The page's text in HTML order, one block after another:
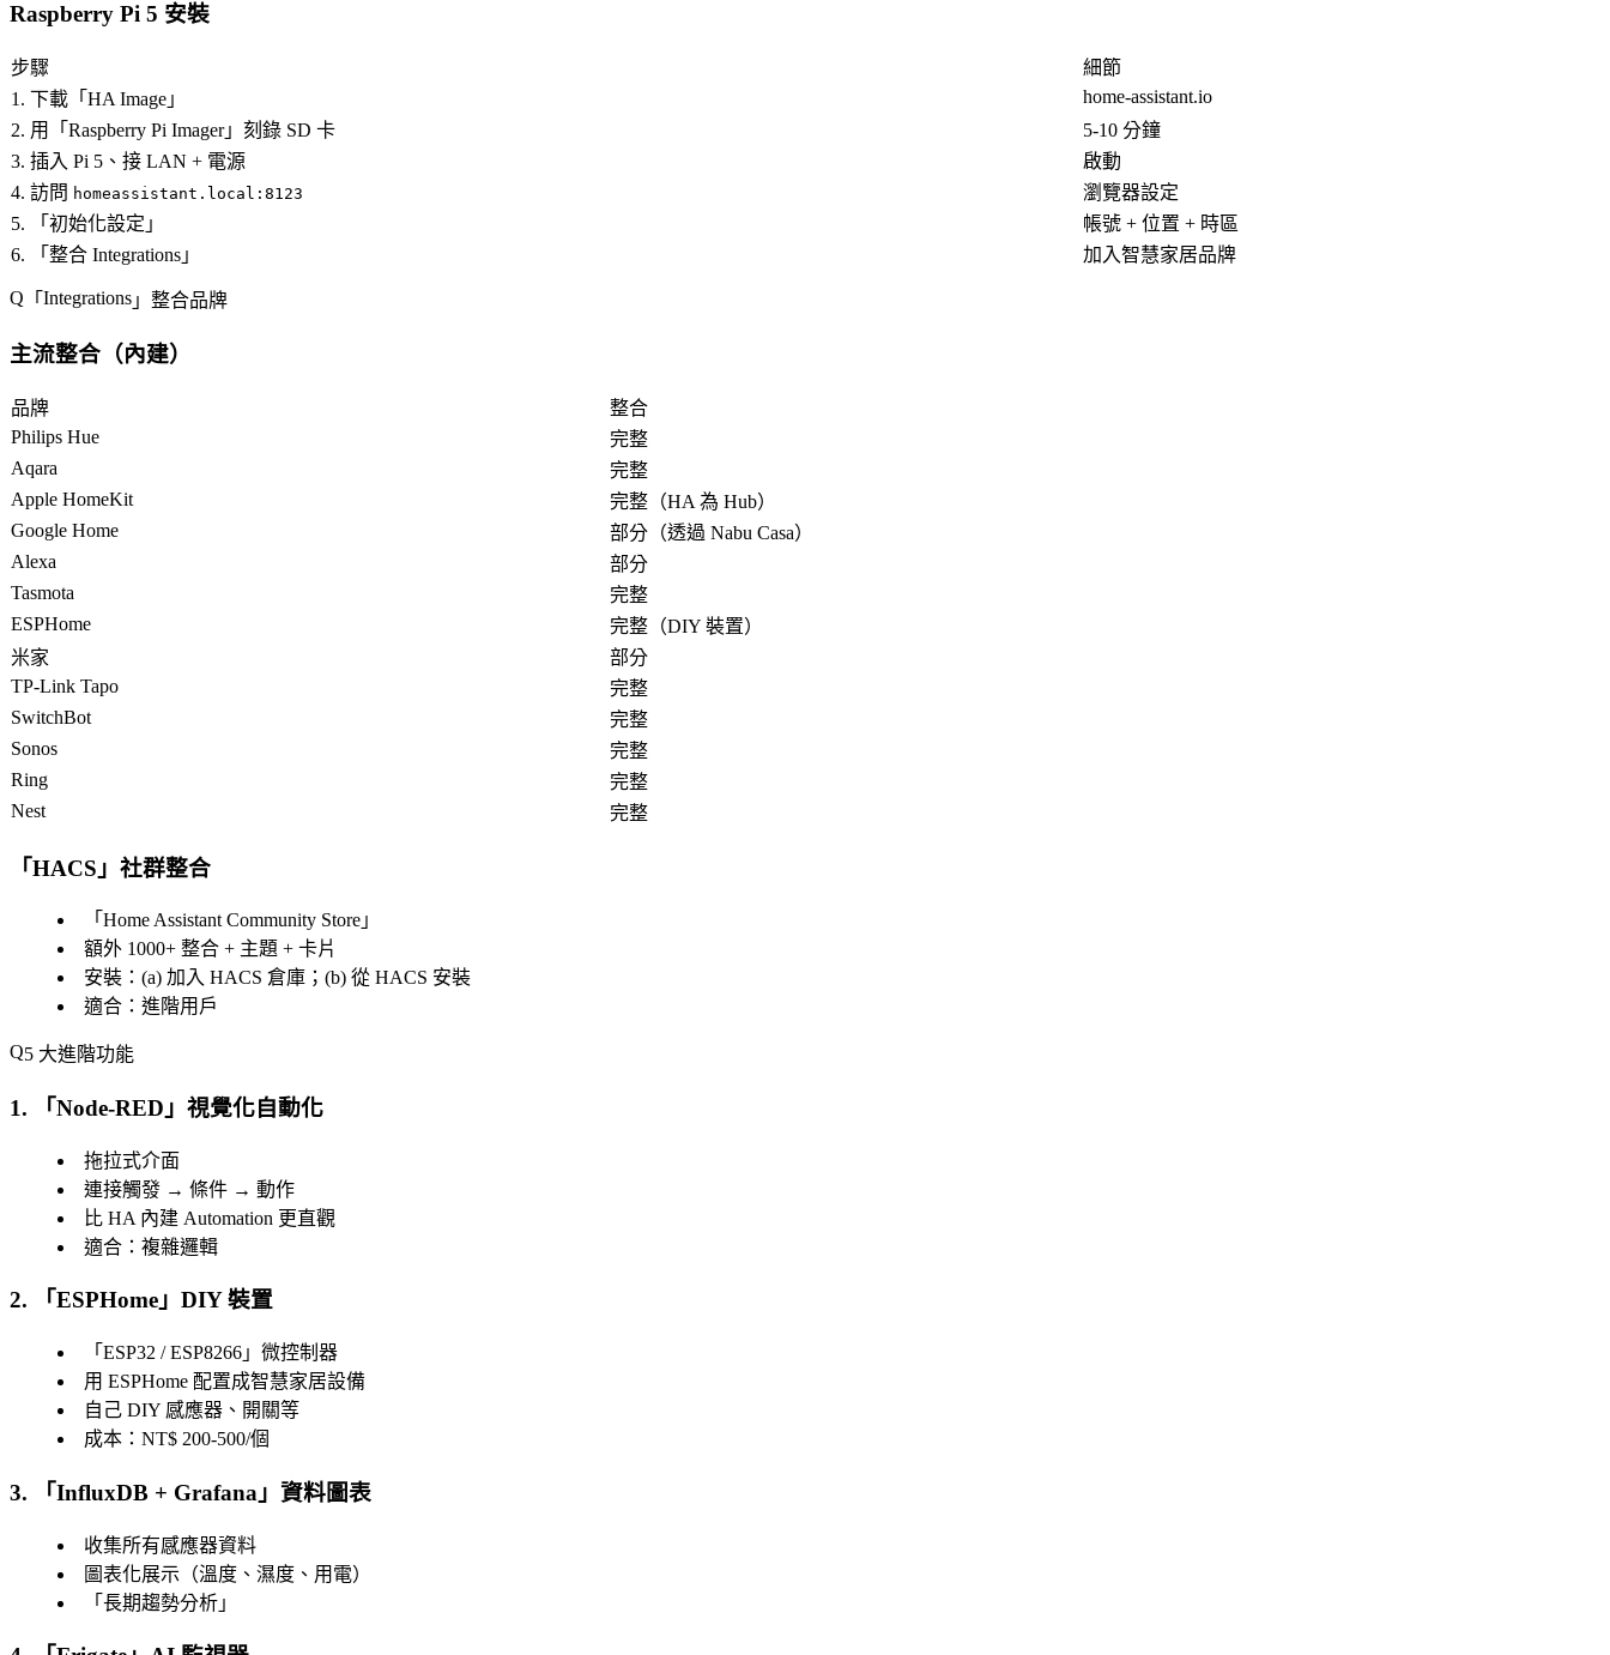
Raspberry Pi 5 安裝
步驟
細節
1. 下載「 HA Image 」
home-assistant.io
2. 用「 Raspberry Pi Imager」刻錄 SD 卡
5-10 分鐘
3. 插入 Pi 5、接 LAN + 電源
啟動
4. 訪問 homeassistant.local:8123
瀏覽器設定
5. 「 初始化設定 」
帳號 + 位置 + 時區
6. 「 整合 Integrations 」 加入智慧家居品牌
「 Integrations 」整合品牌
主流整合（內建）
品牌
整合
Philips Hue
完整
Aqara
完整
Apple HomeKit
完整（HA 為 Hub）
Google Home
部分（透過 Nabu Casa）
Alexa
部分
Tasmota
完整
ESPHome
完整（DIY 裝置）
米家
部分
TP-Link Tapo
完整
SwitchBot
完整
Sonos
完整
Ring
完整
Nest
完整
「HACS 」社群整合
「 Home Assistant Community Store 」
額外 1000+ 整合 + 主題 + 卡片
安裝：(a) 加入 HACS 倉庫；(b) 從 HACS 安裝
適合：進階用戶
5 大進階功能
1. 「Node-RED 」視覺化自動化
拖拉式介面
連接觸發 → 條件 → 動作
比 HA 內建 Automation 更直觀
適合：複雜邏輯
2. 「ESPHome 」DIY 裝置
「 ESP32 / ESP8266 」微控制器
用 ESPHome 配置成智慧家居設備
自己 DIY 感應器、開關等
成本：NT$ 200-500/個
3. 「InfluxDB + Grafana 」資料圖表
收集所有感應器資料
圖表化展示（溫度、濕度、用電）
「 長期趨勢分析 」